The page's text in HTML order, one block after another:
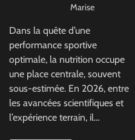
Marise
Dans la quête d’une
performance sportive
optimale, la nutrition occupe
une place centrale, souvent
sous-estimée. En 2026, entre
les avancées scientifiques et
l’expérience terrain, il…